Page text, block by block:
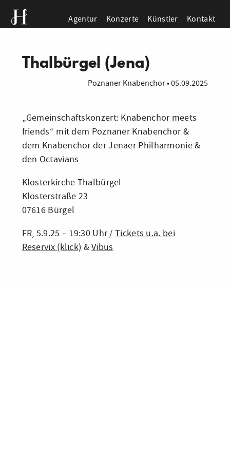
Agentur Konzerte Künstler Kontakt
Thalbürgel (Jena)
Poznaner Knabenchor•05.09.2025
„Gemeinschaftskonzert: Knabenchor meets
friends“ mit dem Poznaner Knabenchor &
dem Knabenchor der Jenaer Philharmonie &
den Octavians
Klosterkirche Thalbürgel
Klosterstraße 23
07616 Bürgel
FR, 5.9.25 – 19:30 Uhr /Tickets u.a. bei
Reservix (klick) &Vibus